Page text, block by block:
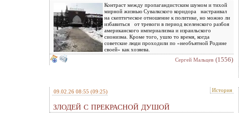
Контраст между пропагандистским шумом и тихой
мирной жизнью Сувалкского коридора настраивал
на скептическое отношение к политике, но можно ли
избавиться от тревоги в период вселенского разбоя
американского империализма и израильского
сионизма. Кроме того, ушло то время, когда
советские люди проходили по «необъятной Родине
своей» как хозяева.
Сергей Мальцев (1556)
09.02.26 08:55 (09:25) История
ЗЛОДЕЙ С ПРЕКРАСНОЙ ДУШОЙ